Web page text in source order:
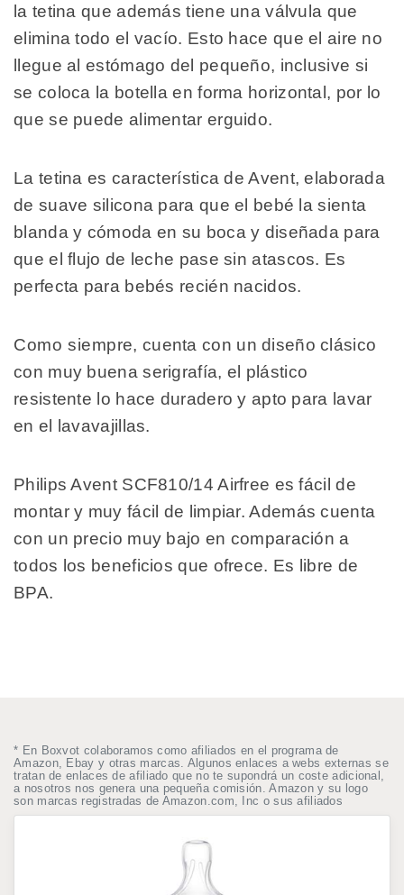
la tetina que además tiene una válvula que
elimina todo el vacío. Esto hace que el aire no
llegue al estómago del pequeño, inclusive si
se coloca la botella en forma horizontal, por lo
que se puede alimentar erguido.
La tetina es característica de Avent, elaborada
de suave silicona para que el bebé la sienta
blanda y cómoda en su boca y diseñada para
que el flujo de leche pase sin atascos. Es
perfecta para bebés recién nacidos.
Como siempre, cuenta con un diseño clásico
con muy buena serigrafía, el plástico
resistente lo hace duradero y apto para lavar
en el lavavajillas.
Philips Avent SCF810/14 Airfree es fácil de
montar y muy fácil de limpiar. Además cuenta
con un precio muy bajo en comparación a
todos los beneficios que ofrece. Es libre de
BPA.
* En Boxvot colaboramos como afiliados en el programa de
Amazon, Ebay y otras marcas. Algunos enlaces a webs externas se
tratan de enlaces de afiliado que no te supondrá un coste adicional,
a nosotros nos genera una pequeña comisión. Amazon y su logo
son marcas registradas de Amazon.com, Inc o sus afiliados